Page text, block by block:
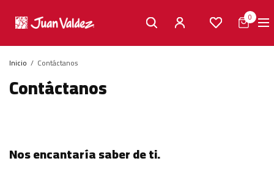
0
Inicio Contáctanos
Contáctanos
Nos encantaría saber de ti.